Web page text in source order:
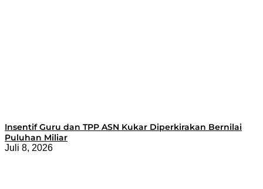
Insentif Guru dan TPP ASN Kukar Diperkirakan Bernilai
Puluhan Miliar
Juli 8, 2026